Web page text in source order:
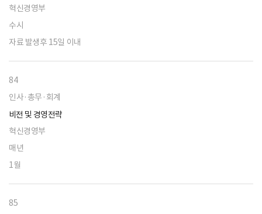
혁신경영부
수시
자료 발생후 15일 이내
84
인사·총무·회계
비전 및 경영전략
혁신경영부
매년
1월
85